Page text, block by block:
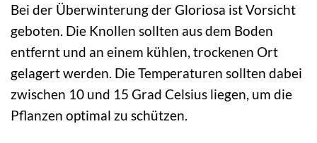
Bei der Überwinterung der Gloriosa ist Vorsicht
geboten. Die Knollen sollten aus dem Boden
entfernt und an einem kühlen, trockenen Ort
gelagert werden. Die Temperaturen sollten dabei
zwischen 10 und 15 Grad Celsius liegen, um die
Pflanzen optimal zu schützen.